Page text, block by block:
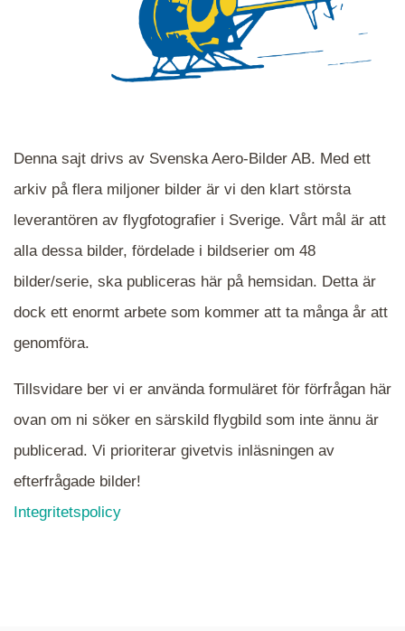
När du ser blåa, röda eller gröna mappar är det
en serie i varje. Dra i kartan för att komma
närmare det område Du söker och klicka på
mappen.
Denna sajt drivs av Svenska Aero-Bilder AB. Med ett
arkiv på flera miljoner bilder är vi den klart största
leverantören av flygfotografier i Sverige. Vårt mål är att
alla dessa bilder, fördelade i bildserier om 48
bilder/serie, ska publiceras här på hemsidan. Detta är
dock ett enormt arbete som kommer att ta många år att
genomföra.
Tillsvidare ber vi er använda formuläret för förfrågan här
ovan om ni söker en särskild flygbild som inte ännu är
publicerad. Vi prioriterar givetvis inläsningen av
efterfrågade bilder!
Integritetspolicy